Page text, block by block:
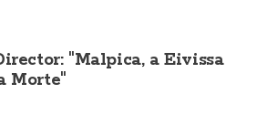
"Malpica, a Eivissa
Morte"